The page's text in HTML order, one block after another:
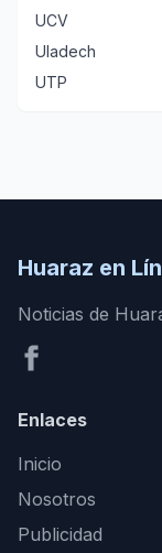
UCV
Uladech
UTP
Huaraz en
Noticias de
Enlaces
Inicio
Nosotros
Publicidad